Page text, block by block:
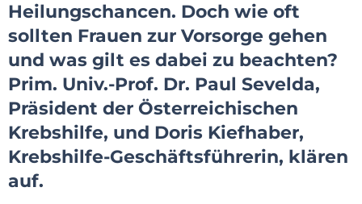
Heilungschancen. Doch wie oft
sollten Frauen zur Vorsorge gehen
und was gilt es dabei zu beachten?
Prim. Univ.-Prof. Dr. Paul Sevelda,
Präsident der Österreichischen
Krebshilfe, und Doris Kiefhaber,
Krebshilfe-Geschäftsführerin, klären
auf.